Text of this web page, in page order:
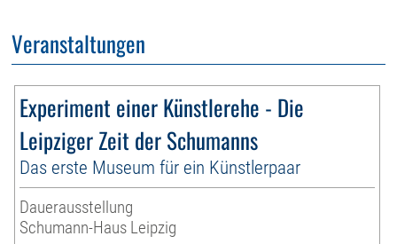
Veranstaltungen
Experiment einer Künstlerehe - Die
Leipziger Zeit der Schumanns
Das erste Museum für ein Künstlerpaar
Dauerausstellung
Schumann-Haus Leipzig